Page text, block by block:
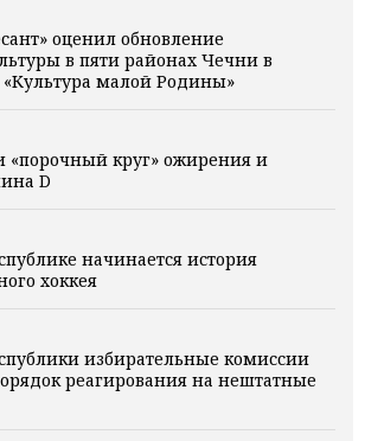
оценил обновление
в пяти районах Чечни в
«Культура малой Родины»
«порочный круг» ожирения и
D
начинается история
хоккея
избирательные комиссии
реагирования на нештатные